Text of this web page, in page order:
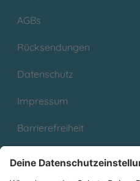
AGBs
Rücksendungen
Datenschutz
Impressum
Barrierefreiheit